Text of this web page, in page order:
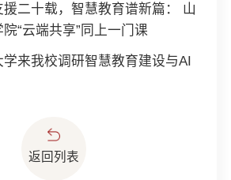
援二十载，智慧教育谱新篇： 山
“云端共享”同上一门课
学来我校调研智慧教育建设与AI
返回列表